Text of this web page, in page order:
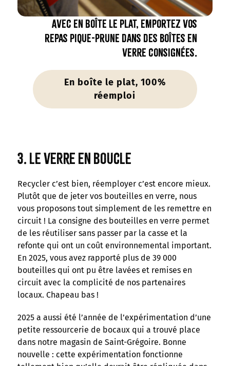
Avec En Boîte le Plat, emportez vos
repas Pique-Prune dans des boîtes en
verre consignées.
En boîte le plat, 100%
réemploi
3. Le verre en boucle
Recycler c’est bien, réemployer c’est encore mieux.
Plutôt que de jeter vos bouteilles en verre, nous
vous proposons tout simplement de les remettre en
circuit ! La consigne des bouteilles en verre permet
de les réutiliser sans passer par la casse et la
refonte qui ont un coût environnemental important.
En 2025, vous avez rapporté plus de 39 000
bouteilles qui ont pu être lavées et remises en
circuit avec la complicité de nos partenaires
locaux. Chapeau bas !
2025 a aussi été l’année de l’expérimentation d’une
petite ressourcerie de bocaux qui a trouvé place
dans notre magasin de Saint-Grégoire. Bonne
nouvelle : cette expérimentation fonctionne